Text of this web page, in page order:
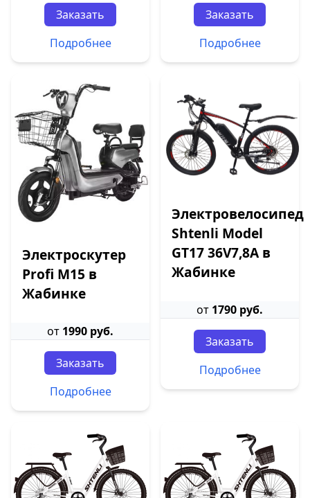
Заказать
Подробнее
Заказать
Подробнее
Электроскутер
Profi M15 в
Жабинке
от 1990 руб.
Заказать
Подробнее
Электровелосипед
Shtenli Model
GT17 36V7,8А в
Жабинке
от 1790 руб.
Заказать
Подробнее